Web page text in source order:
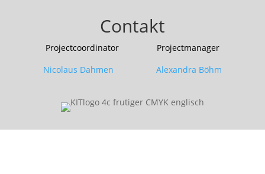
Contakt
Projectcoordinator Projectmanager
Nicolaus Dahmen Alexandra Böhm